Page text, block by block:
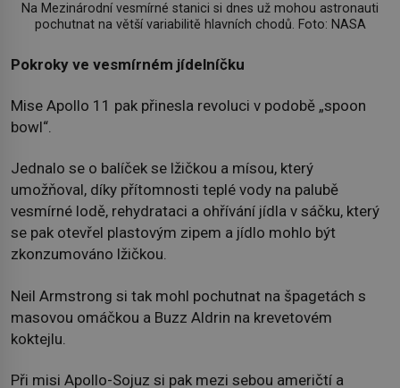
Na Mezinárodní vesmírné stanici si dnes už mohou astronauti
pochutnat na větší variabilitě hlavních chodů. Foto: NASA
Pokroky ve vesmírném jídelníčku
Mise Apollo 11 pak přinesla revoluci v podobě „spoon
bowl“.
Jednalo se o balíček se lžičkou a mísou, který
umožňoval, díky přítomnosti teplé vody na palubě
vesmírné lodě, rehydrataci a ohřívání jídla v sáčku, který
se pak otevřel plastovým zipem a jídlo mohlo být
zkonzumováno lžičkou.
Neil Armstrong si tak mohl pochutnat na špagetách s
masovou omáčkou a Buzz Aldrin na krevetovém
koktejlu.
Při misi Apollo-Sojuz si pak mezi sebou američtí a